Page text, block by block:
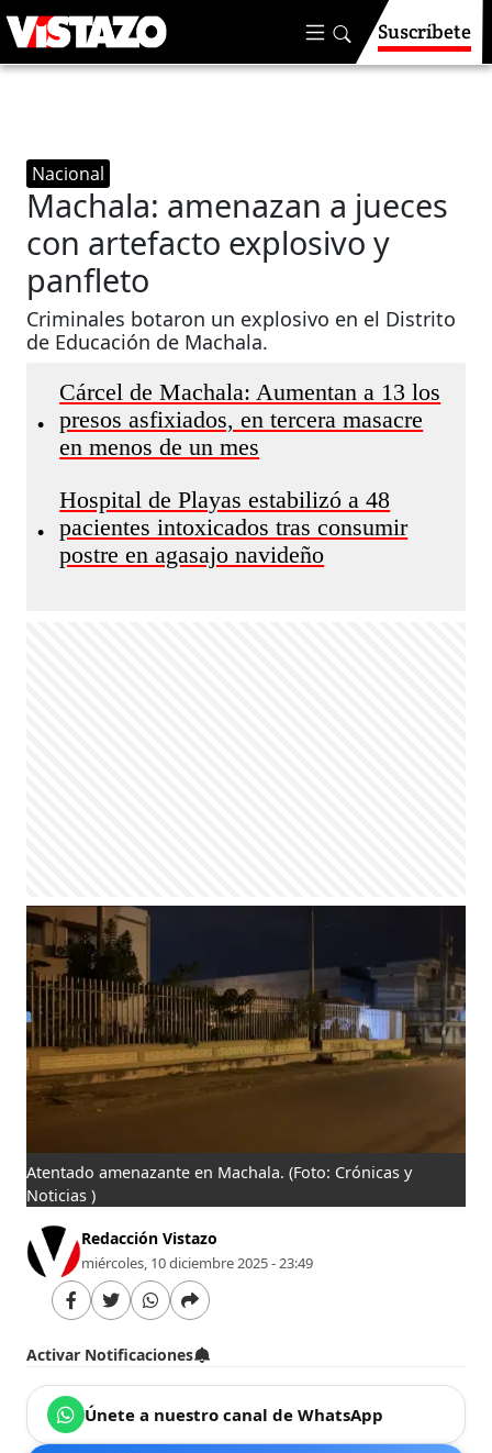
Suscríbete
Nacional
Machala: amenazan a jueces
con artefacto explosivo y
panfleto
Criminales botaron un explosivo en el Distrito
de Educación de Machala.
•
Cárcel de Machala: Aumentan a 13 los
presos asfixiados, en tercera masacre
en menos de un mes
•
Hospital de Playas estabilizó a 48
pacientes intoxicados tras consumir
postre en agasajo navideño
Atentado amenazante en Machala.(Foto: Crónicas y
Noticias )
Redacción Vistazo
miércoles, 10 diciembre 2025 - 23:49
Activar Notificaciones
Únete a nuestro canal de WhatsApp